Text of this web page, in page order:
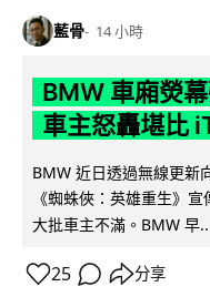
藍骨 14 小時
BMW 車廂熒
車主怒轟堪比
BMW 近日透過無線更新
《蜘蛛俠：英雄重生》
大批車主不滿。BMW 早
25 分享